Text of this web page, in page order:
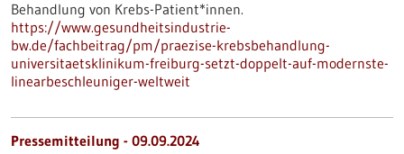
Behandlung von Krebs-Patient*innen.
https://www.gesundheitsindustrie-
bw.de/fachbeitrag/pm/praezise-krebsbehandlung-
universitaetsklinikum-freiburg-setzt-doppelt-auf-modernste-
linearbeschleuniger-weltweit
Pressemitteilung - 09.09.2024